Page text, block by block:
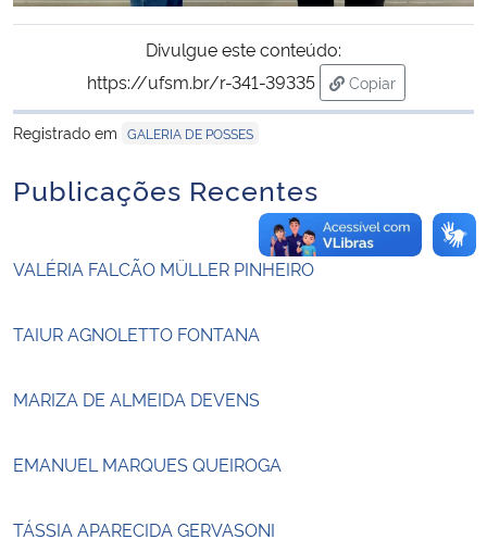
Gabinete de Segurança Institucional
Advocacia-Geral da União
Divulgue este conteúdo:
https://ufsm.br/r-341-39335
Copiar
para área de
Registrado em GALERIA DE POSSES
Publicações Recentes
VALÉRIA FALCÃO MÜLLER PINHEIRO
TAIUR AGNOLETTO FONTANA
MARIZA DE ALMEIDA DEVENS
EMANUEL MARQUES QUEIROGA
TÁSSIA APARECIDA GERVASONI